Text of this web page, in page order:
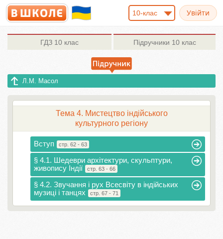
10-клас
ГДЗ 10 клас Підручники 10 клас
Л.М. Масол
Тема 4. Мистецтво індійського
культурного регіону
Вступ стр. 62 - 63
§ 4.1. Шедеври архітектури, скульптури,
живопису Індії
стр. 63 - 66
§ 4.2. Звучання і рух Всесвіту в індійських
музиці і танцях
стр. 67 - 71